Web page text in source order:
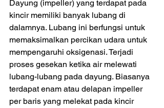
Dayung (impeller) yang terdapat pada
kincir memiliki banyak lubang di
dalamnya. Lubang ini berfungsi untuk
memaksimalkan percikan udara untuk
mempengaruhi oksigenasi. Terjadi
proses gesekan ketika air melewati
lubang-lubang pada dayung. Biasanya
terdapat enam atau delapan impeller
per baris yang melekat pada kincir